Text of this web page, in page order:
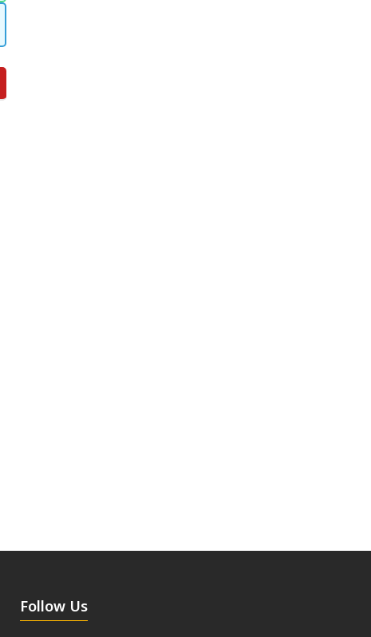
Follow Us